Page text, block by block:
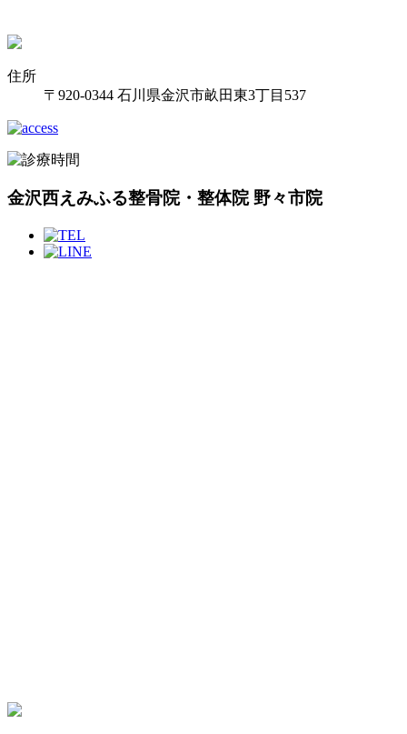
住所
〒920-0344 石川県金沢市畝田東3丁目537
金沢西えみふる整骨院・整体院 野々市院